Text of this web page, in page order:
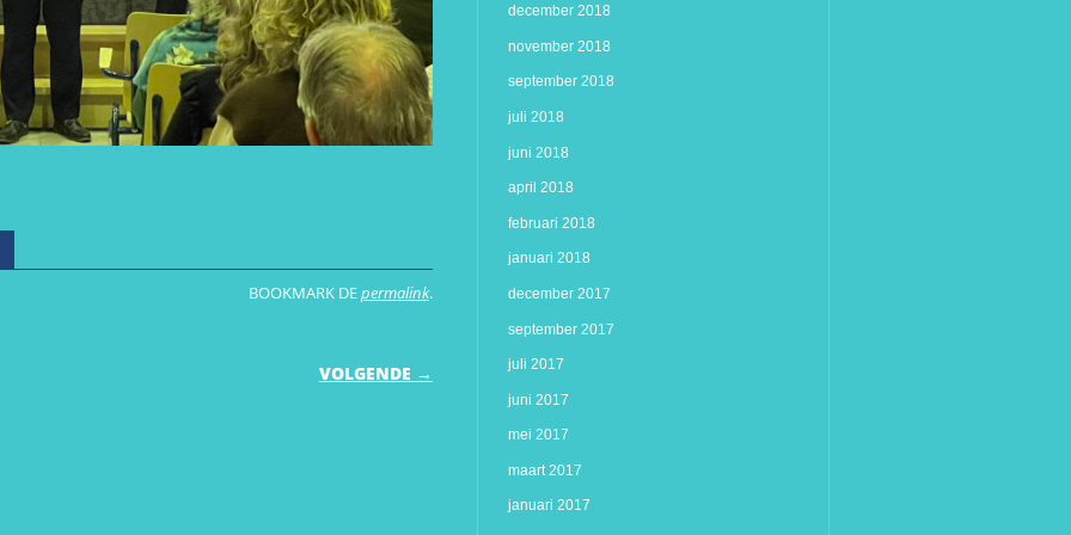
BOOKMARK DEpermalink.
VOLGENDE →
december 2018
november 2018
september 2018
juli 2018
juni 2018
april 2018
februari 2018
januari 2018
december 2017
september 2017
juli 2017
juni 2017
mei 2017
maart 2017
januari 2017